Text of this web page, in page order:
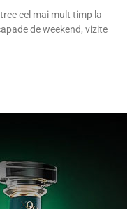
cel mai mult timp la
de weekend, vizite